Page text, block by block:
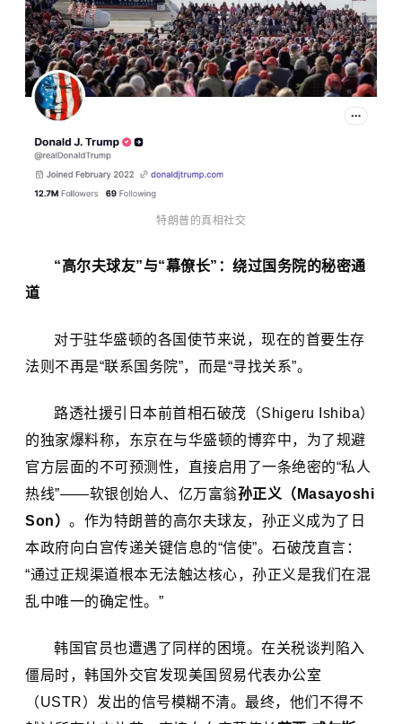
特朗普的真相社交
“高尔夫球友”与“幕僚长”：绕过国务院的秘密通
道
对于驻华盛顿的各国使节来说，现在的首要生存
法则不再是“联系国务院”，而是“寻找关系”。
路透社援引日本前首相石破茂 （Shigeru Ishiba）
的独家爆料称，东京在与华盛顿的博弈中，为了规避
官方层面的不可预测性，直接启用了一条绝密的“私人
热线”——软银创始人、亿万富翁孙正义 （Masayoshi
Son） 。作为特朗普的高尔夫球友，孙正义成为了日
本政府向白宫传递关键信息的“信使”。石破茂直言：
“通过正规渠道根本无法触达核心，孙正义是我们在混
乱中唯一的确定性。”
韩国官员也遭遇了同样的困境。在关税谈判陷入
僵局时，韩国外交官发现美国贸易代表办公室
（USTR）发出的信号模糊不清。最终，他们不得不